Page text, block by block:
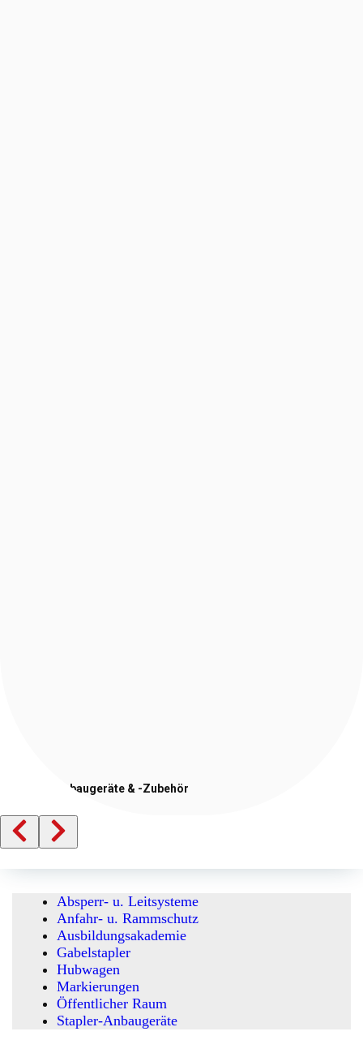
Stapler-Anbaugeräte & -Zubehör
Absperr- u. Leitsysteme
Anfahr- u. Rammschutz
Ausbildungsakademie
Gabelstapler
Hubwagen
Markierungen
Öffentlicher Raum
Stapler-Anbaugeräte